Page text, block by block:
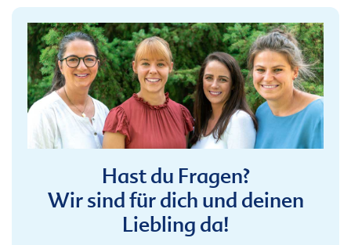
Hast du Fragen?
Wir sind für dich und deinen
Liebling da!